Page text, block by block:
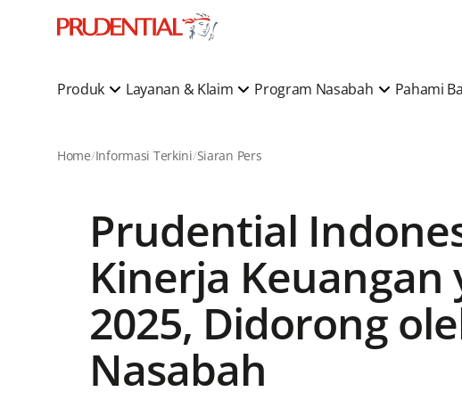
Produk Layanan & Klaim Program Nasabah Pahami
Home Informasi Terkini Siaran Pers
Prudential
Kinerja
2025, Didorong
Nasabah